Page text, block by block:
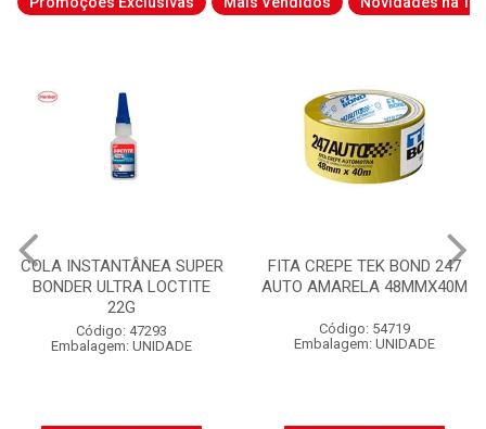
COLA INSTANTÂNEA SUPER
BONDER ULTRA LOCTITE
22G
Código: 47293
Embalagem: UNIDADE
FITA CREPE TEK BOND 247
AUTO AMARELA 48MMX40M
Código: 54719
Embalagem: UNIDADE